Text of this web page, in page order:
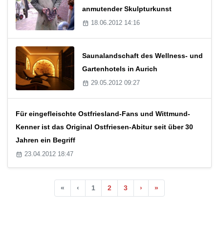
anmutender Skulpturkunst
18.06.2012 14:16
Saunalandschaft des Wellness- und
Gartenhotels in Aurich
29.05.2012 09:27
Für eingefleischte Ostfriesland-Fans und Wittmund-
Kenner ist das Original Ostfriesen-Abitur seit über 30
Jahren ein Begriff
23.04.2012 18:47
« ‹ 1 2 3 › »